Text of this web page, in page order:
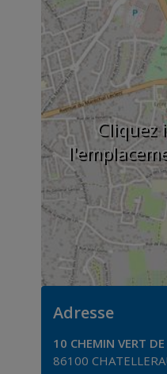
Cliquez
Adresse
10 CHEMIN VERT
86100